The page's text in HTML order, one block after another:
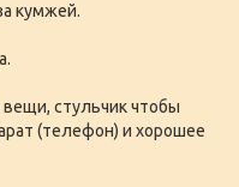
кумжей.
стульчик чтобы
(телефон) и хорошее